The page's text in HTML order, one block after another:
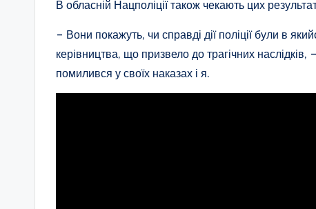
В обласній Нацполіції також чекають цих
– Вони покажуть, чи справді дії поліції були в
керівництва, що призвело до трагічних
помилився у своїх наказах і я.